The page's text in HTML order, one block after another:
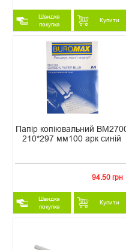
Швидка
покупка
Купити
Папір копіювальний
210*297 мм100 арк синій
94.50 грн
Швидка
покупка
Купити